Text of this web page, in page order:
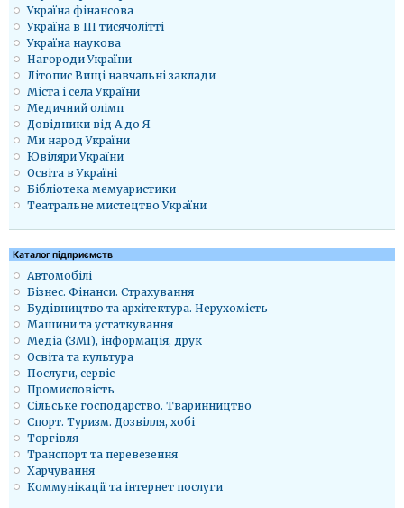
Україна фінансова
Україна в ІІІ тисячолітті
Україна наукова
Нагороди України
Літопис Вищі навчальні заклади
Міста і села України
Медичний олімп
Довідники від А до Я
Ми народ України
Ювіляри України
Освіта в Україні
Бібліотека мемуаристики
Театральне мистецтво України
Каталог підприємств
Автомобілі
Бізнес. Фінанси. Страхування
Будівництво та архітектура. Нерухомість
Машини та устаткування
Медіа (ЗМІ), інформація, друк
Освіта та культура
Послуги, сервіс
Промисловість
Сільське господарство. Тваринництво
Спорт. Туризм. Дозвілля, хобі
Торгівля
Транспорт та перевезення
Харчування
Коммунікації та інтернет послуги